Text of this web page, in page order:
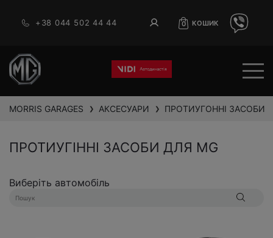
+38 044 502 44 44 0 КОШИК
MORRIS GARAGES ❯ АКСЕСУАРИ ❯ ПРОТИУГОННІ ЗАСОБИ
ПРОТИУГІННІ ЗАСОБИ ДЛЯ MG
Виберіть автомобіль